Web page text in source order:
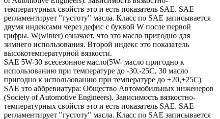
температурных свойств это и есть показатель SAE. SAE
регламентирует "густоту" масла. Класс по SAE записывается
двумя индексами через дефис с буквой W после первой
цифры. W(winter) означает, что это масло пригодно для
зимнего использования. Второй индекс это показатель
высокотемпературной вязкости.
SAE 5W-30 всесезонное масло(5W- масло пригодно к
использованию при температуре до -30,-25С, 30 масло
пригодно к использованию при температуре до +20,+25С)
SAE это аббревиатура: Общество Автомобильных инженеров
(Society of Automotive Engineers). Зависимость вязкостно-
температурных свойств это и есть показатель SAE. SAE
регламентирует "густоту" масла. Класс по SAE записывается